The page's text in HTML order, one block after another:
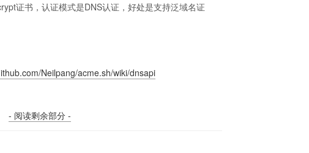
证书，认证模式是DNS认证，好处是支持泛域名证
Neilpang/acme.sh/wiki/dnsapi
- 阅读剩余部分 -